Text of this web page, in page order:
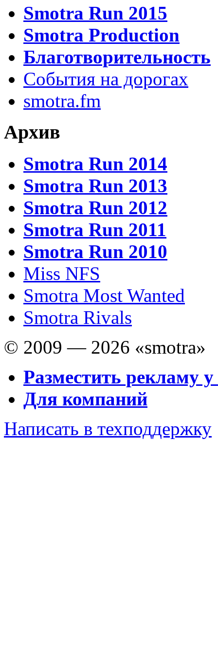
Smotra Run 2015
Smotra Production
Благотворительность
События на дорогах
smotra.fm
Архив
Smotra Run 2014
Smotra Run 2013
Smotra Run 2012
Smotra Run 2011
Smotra Run 2010
Miss NFS
Smotra Most Wanted
Smotra Rivals
© 2009 — 2026 «smotra»
Разместить рекламу у
Для компаний
Написать в техподдержку